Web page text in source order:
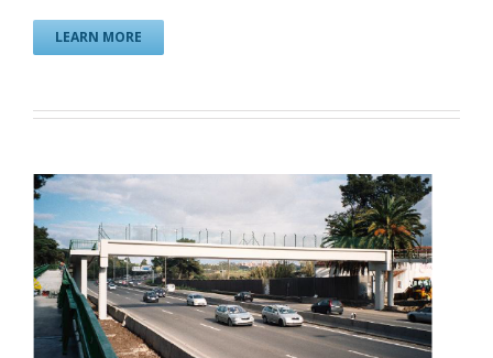
LEARN MORE